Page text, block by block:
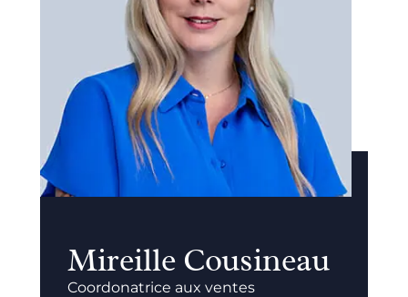
Mireille Cousineau
Coordonatrice aux ventes